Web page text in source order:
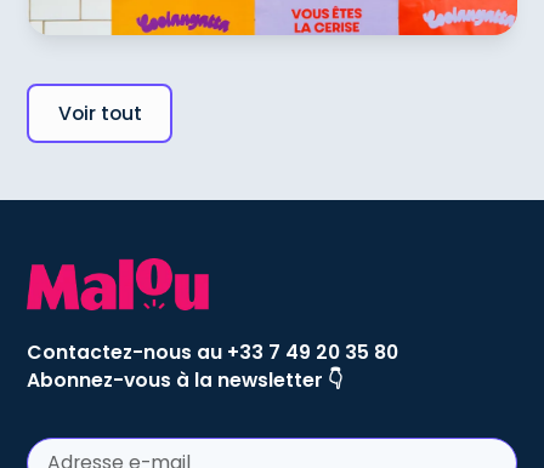
Voir tout
Contactez-nous au +33 7 49 20 35 80
Abonnez-vous à la newsletter 👇